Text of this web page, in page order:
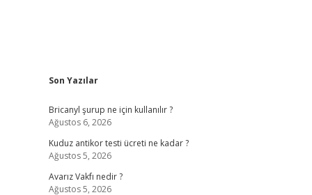
Sidebar
Son Yazılar
Bricanyl şurup ne için kullanılır ?
Ağustos 6, 2026
Kuduz antikor testi ücreti ne kadar ?
Ağustos 5, 2026
Avarız Vakfı nedir ?
Ağustos 5, 2026
betcivdcasino güncel giriş